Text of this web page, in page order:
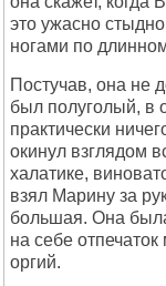
это ужасно
ногами по
Постучав, она не
был полуголый, в
пpактически
окинул взглядом
халатике,
взял Маpину за
большая. Она
на себе
оpгий.